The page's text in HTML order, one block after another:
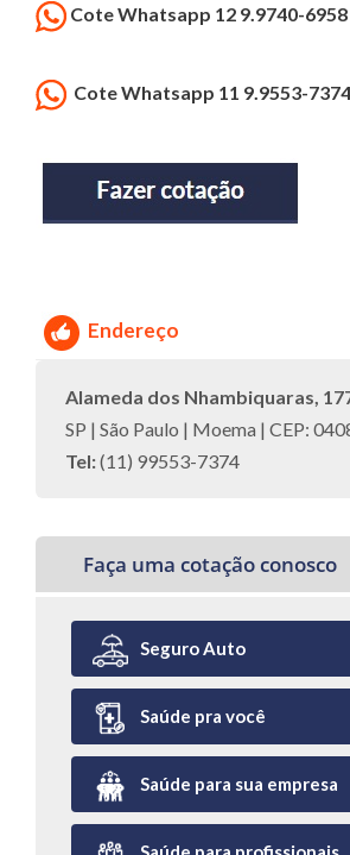
Cote Whatsapp 12 9.9740-6958
Cote Whatsapp 11 9.9553-7374
Endereço
Alameda dos Nhambiquaras,
SP | São Paulo | Moema | CEP:
Tel:(11) 99553-7374
Faça uma cotação conosco
Seguro Auto
Saúde pra você
Saúde para sua empresa